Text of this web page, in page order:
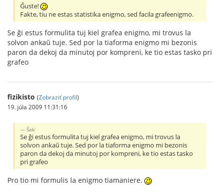
Ĝuste!
Fakte, tiu ne estas statistika enigmo, sed facila grafeenigmo.
Se ĝi estus formulita tuj kiel grafea enigmo, mi trovus la
solvon ankaŭ tuje. Sed por la tiaforma enigmo mi bezonis
paron da dekoj da minutoj por kompreni, ke tio estas tasko pri
grafeo
fizikisto (Zobraziť profil)
19. júla 2009 11:31:16
Ŝak:
Se ĝi estus formulita tuj kiel grafea enigmo, mi trovus la
solvon ankaŭ tuje. Sed por la tiaforma enigmo mi bezonis
paron da dekoj da minutoj por kompreni, ke tio estas tasko
pri grafeo
Pro tio mi formulis la enigmo tiamaniere.